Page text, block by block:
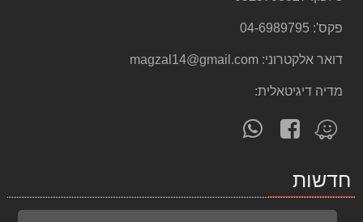
1,790.00 ₪
ברז 78803 מסדרת סלקטד
241.00 ₪
1,990.00 ₪
פקס': 04-6989795
דואר אלקטרוני: magzal14@gmail.com
מדיה דיגיטאלית:
מצא
אותנו
Waze
עקוב
אחרינו
חדשות